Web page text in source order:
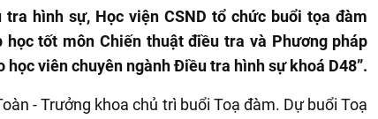
hình sự, Học viện CSND tổ chức buổi tọa đàm
học tốt môn Chiến thuật điều tra và Phương pháp
viên chuyên ngành Điều tra hình sự khoá D48”.
- Trưởng khoa chủ trì buổi Toạ đàm. Dự buổi Toạ